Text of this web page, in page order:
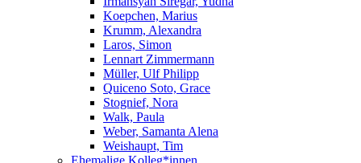
Koepchen, Marius
Krumm, Alexandra
Laros, Simon
Lennart Zimmermann
Müller, Ulf Philipp
Quiceno Soto, Grace
Stognief, Nora
Walk, Paula
Weber, Samanta Alena
Weishaupt, Tim
Ehemalige Kolleg*innen